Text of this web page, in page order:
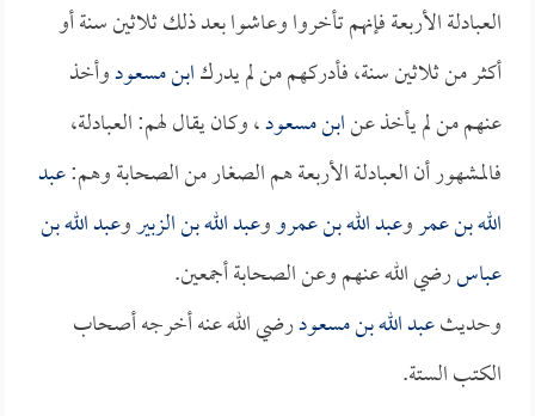
العبادلة الأربعة فإنهم تأخروا وعاشوا بعد ذلك ثلاثين سنة أو
أكثر من ثلاثين سنة، فأدركهم من لم يدركابن مسعودوأخذ
عنهم من لم يأخذ عنابن مسعود، وكان يقال لهم: العبادلة،
فالمشهور أن العبادلة الأربعة هم الصغار من الصحابة وهم:عبد
الله بن عمروعبد الله بن عمرووعبد الله بن الزبيروعبد الله بن
عباسرضي الله عنهم وعن الصحابة أجمعين.
وحديثعبد الله بن مسعودرضي الله عنه أخرجه أصحاب
الكتب الستة.